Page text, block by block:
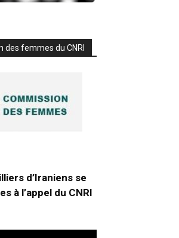
des femmes du CNRI
d’Iraniens se
à l’appel du CNRI